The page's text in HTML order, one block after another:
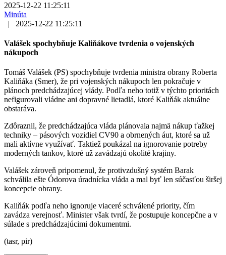
2025-12-22 11:25:11
Minúta
|
2025-12-22 11:25:11
Valášek spochybňuje Kaliňákove tvrdenia o vojenských
nákupoch
Tomáš Valášek (PS) spochybňuje tvrdenia ministra obrany Roberta
Kaliňáka (Smer), že pri vojenských nákupoch len pokračuje v
plánoch predchádzajúcej vlády. Podľa neho totiž v týchto prioritách
nefigurovali vládne ani dopravné lietadlá, ktoré Kaliňák aktuálne
obstaráva.
Zdôraznil, že predchádzajúca vláda plánovala najmä nákup ťažkej
techniky – pásových vozidiel CV90 a obrnených áut, ktoré sa už
mali aktívne využívať. Taktiež poukázal na ignorovanie potreby
moderných tankov, ktoré už zavádzajú okolité krajiny.
Valášek zároveň pripomenul, že protivzdušný systém Barak
schválila ešte Ódorova úradnícka vláda a mal byť len súčasťou širšej
koncepcie obrany.
Kaliňák podľa neho ignoruje viaceré schválené priority, čím
zavádza verejnosť. Minister však tvrdí, že postupuje koncepčne a v
súlade s predchádzajúcimi dokumentmi.
(tasr, pir)